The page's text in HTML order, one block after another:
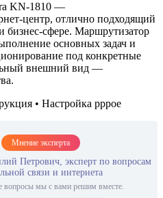
KN-1810 —
центр, отлично подходящий
бизнес-сфере. Маршрутизатор
основных задач и
под конкретные
внешний вид —
Мнение эксперта
Петрович, эксперт по вопросам
связи и интернета
вопросы мы с вами решим вместе.